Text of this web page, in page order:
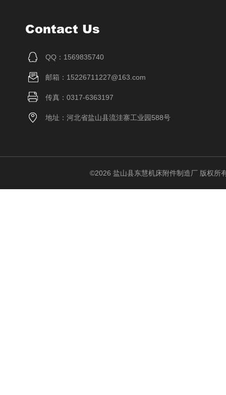
Contact Us
QQ：1569835740
邮箱：15226711227@163.com
传真：0317-6363197
地址：河北省盐山县流洼寨工业园588号
©2026 盐山县东慧机床附件制造厂 版权